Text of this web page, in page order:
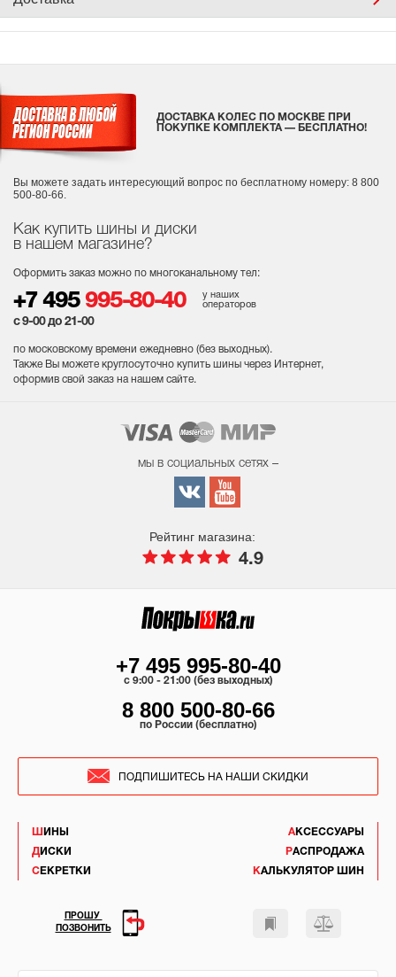
Как купить шины и диски
в нашем магазине?
Оформить заказ можно по многоканальному тел:
+7 495 995-80-40
у наших
операторов
с 9-00 до 21-00
по московскому времени ежедневно (без выходных).
Также Вы можете круглосуточно купить шины через Интернет,
оформив свой заказ на нашем сайте.
ДОСТАВКА КОЛЕС ПО МОСКВЕ ПРИ
ПОКУПКЕ КОМПЛЕКТА — БЕСПЛАТНО!
Вы можете задать интересующий вопрос по бесплатному номеру: 8 800
500-80-66.
мы в социальных сетях –
Рейтинг магазина:
4.9
ШИНЫ
ДИСКИ
СЕКРЕТКИ
АКСЕССУАРЫ
РАСПРОДАЖА
КАЛЬКУЛЯТОР ШИН
+7 495 995-80-40
c 9:00 - 21:00 (без выходных)
8 800 500-80-66
по России (бесплатно)
ПОДПИШИТЕСЬ НА НАШИ СКИДКИ
ПРОШУ
ПОЗВОНИТЬ